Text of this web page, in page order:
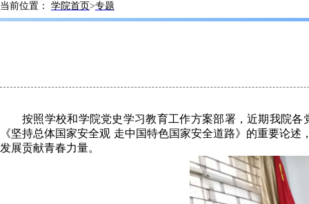
组织机构
当前位置： 学院首页>专题
按照学校和学院党史学习教育工作方案部署，近期我院
《坚持总体国家安全观 走中国特色国家安全道路》的重要论
发展贡献青春力量。